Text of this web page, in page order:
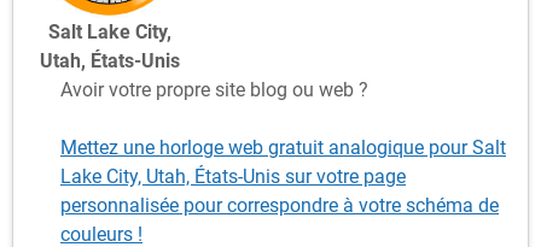
Salt Lake City,
Utah, États-Unis
Avoir votre propre site blog ou web ?
Mettez une horloge web gratuit analogique pour Salt
Lake City, Utah, États-Unis sur votre page
personnalisée pour correspondre à votre schéma de
couleurs !